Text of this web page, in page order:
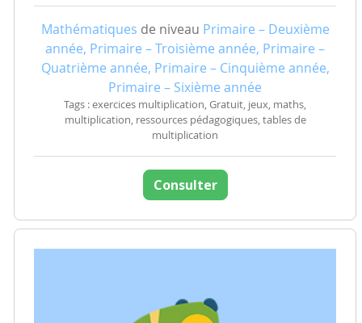
Mathématiques de niveau Primaire – Deuxième
année, Primaire – Troisième année, Primaire –
Quatrième année, Primaire – Cinquième année,
Primaire – Sixième année
Tags : exercices multiplication, Gratuit, jeux, maths,
multiplication, ressources pédagogiques, tables de
multiplication
Consulter